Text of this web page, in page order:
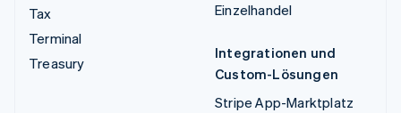
Tax
Terminal
Treasury
Einzelhandel
Integrationen und
Custom-Lösungen
Stripe App-Marktplatz